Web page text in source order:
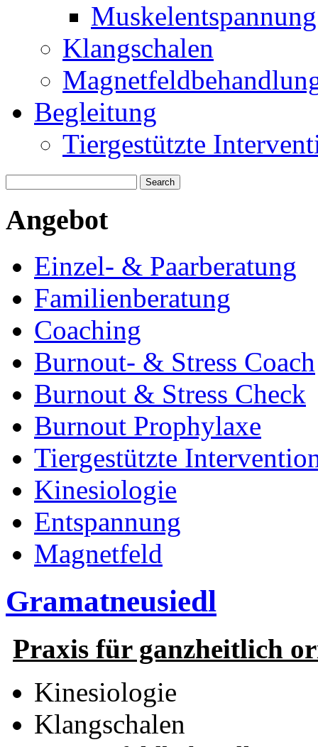
Klangschalen
Begleitung
Tiergestützte
Angebot
Einzel- & Paarberatung
Familienberatung
Coaching
Burnout- & Stress Coach
Burnout & Stress Check
Burnout Prophylaxe
Tiergestützte
Kinesiologie
Entspannung
Magnetfeld
Gramatneusiedl
Praxis für ganzheitlich
Kinesiologie
Klangschalen